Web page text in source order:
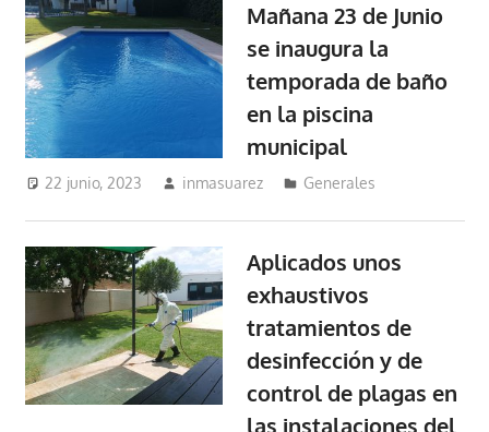
Mañana 23 de Junio
se inaugura la
temporada de baño
en la piscina
municipal
22 junio, 2023 inmasuarez Generales
Aplicados unos
exhaustivos
tratamientos de
desinfección y de
control de plagas en
las instalaciones del